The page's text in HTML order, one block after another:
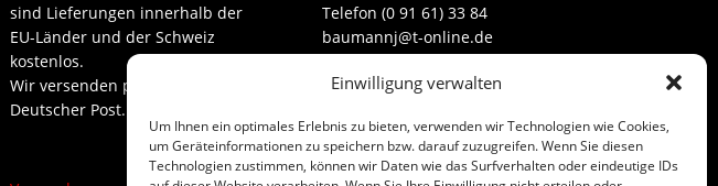
Einwilligung verwalten
Um Ihnen ein optimales Erlebnis zu bieten, verwenden wir Technologien wie Cookies,
um Geräteinformationen zu speichern bzw. darauf zuzugreifen. Wenn Sie diesen
Technologien zustimmen, können wir Daten wie das Surfverhalten oder eindeutige IDs
sind Lieferungen innerhalb der
EU-Länder und der Schweiz
kostenlos.
Wir versenden per DHL und
Deutscher Post.
Telefon (0 91 61) 33 84
baumannj@t-online.de
Kontakt
Impressum